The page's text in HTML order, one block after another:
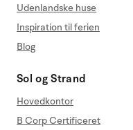
Udenlandske huse
Inspiration til ferien
Blog
Sol og Strand
Hovedkontor
B Corp Certificeret